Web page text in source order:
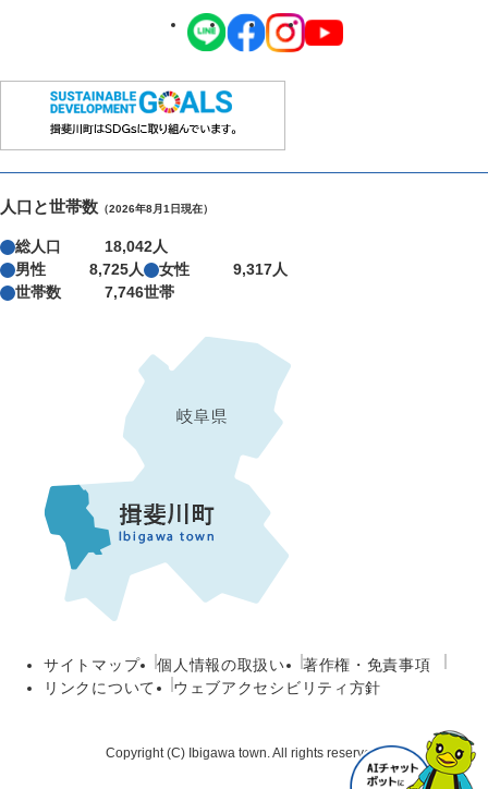
人口と世帯数 （2026年8月1日現在）
総人口
18,042人
男性
8,725人 女性
9,317人
世帯数
7,746世帯
サイトマップ 個人情報の取扱い
著作権・免責事項
リンクについて
ウェブアクセシビリティ方針
Copyright (C) Ibigawa town. All rights reserved.